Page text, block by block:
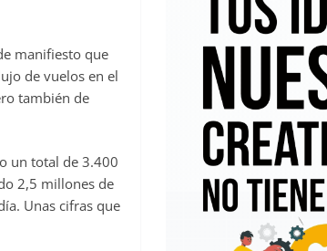
manifiesto que
de vuelos en el
también de
un total de 3.400
2,5 millones de
Unas cifras que